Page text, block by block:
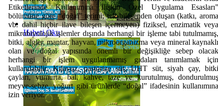
Haberi Oku
Etiketlerinde Kullanımına İlişkin Özel Uygulama
bölümüne göre “doğal” terimi; tek bileşenden oluşan (katkı,
vb. dahil hiçbir ilave bileşen içermeyen) fiziksel, enzimatik
mikrobiyolojik işlemler dışında herhangi bir işleme tabi
bitki, algler, mantar, hayvan, mikroorganizma veya mineral
olan ve doğal yapısında önemli bir değişikliğe sebep
herhangi bir işlem uygulanmamış gıdaları tanımlamak
kullanılabilir. Kılavuz, pastörize süt, UHT süt, siyah çay,
çayları, yumurta, bal, kahve, taze ve kurutulmuş,
meyve-sebze, yoğurt gibi ürünlerde “doğal” ifadesinin
izin veriyor.